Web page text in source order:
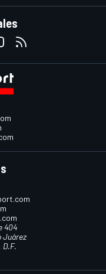
404
Juárez
D.F.